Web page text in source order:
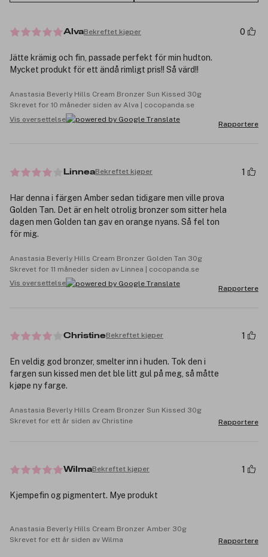
AlvaBekreftet kjøper 0
Jätte krämig och fin, passade perfekt för min hudton.
Mycket produkt för ett ändå rimligt pris!! Så värd!!
Anastasia Beverly Hills Cream Bronzer Sun Kissed 30g
Skrevet for 10 måneder siden av Alva | cocopanda.se
Vis oversettelse
Rapportere
LinneaBekreftet kjøper 1
Har denna i färgen Amber sedan tidigare men ville prova
Golden Tan. Det är en helt otrolig bronzer som sitter hela
dagen men Golden tan gav en orange nyans. Så fel ton
för mig.
Anastasia Beverly Hills Cream Bronzer Golden Tan 30g
Skrevet for 11 måneder siden av Linnea | cocopanda.se
Vis oversettelse
Rapportere
ChristineBekreftet kjøper 1
En veldig god bronzer, smelter inn i huden. Tok den i
fargen sun kissed men det ble litt gul på meg, så måtte
kjøpe ny farge.
Anastasia Beverly Hills Cream Bronzer Sun Kissed 30g
Skrevet for ett år siden av Christine
Rapportere
WilmaBekreftet kjøper 1
Kjempefin og pigmentert. Mye produkt
Anastasia Beverly Hills Cream Bronzer Amber 30g
Skrevet for ett år siden av Wilma
Rapportere